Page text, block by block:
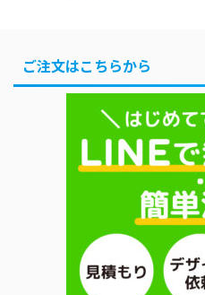
文字など希望を聞き弊社
1.1 デザイン確定までの流
れ1.2 確定したデザイン
データ1.3 完成したタオ
ルがこちら2 お客様の声
2.1 制作したオリジナル
スポーツタオルの ...
ご注文はこちらから